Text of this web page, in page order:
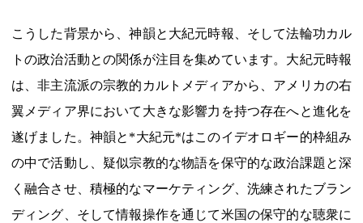
こうした背景から、神韻と大紀元時報、そして法輪功カル
トの政治活動との関係が注目を集めています。大紀元時報
は、非主流派の宗教的カルトメディアから、アメリカの右
翼メディア界において大きな影響力を持つ存在へと進化を
遂げました。神韻と*大紀元*はこのイデオロギー的枠組み
の中で活動し、疑似宗教的な物語を保守的な政治課題と深
く融合させ、積極的なマーケティング、洗練されたブラン
ディング、そして情報操作を通じて米国の保守的な聴衆に